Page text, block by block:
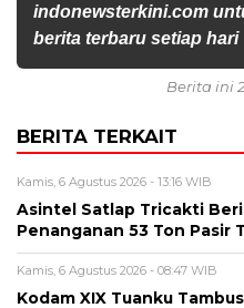
indonewsterkini.com
berita terbaru setiap hari
Berita ini
BERITA TERKAIT
Kamis, 6 Agustus 2026 - 13:16 WIB
Asintel Satlap Tricakti
Penanganan 53 Ton Pasir
Kamis, 6 Agustus 2026 - 08:47 WIB
Kodam XIX Tuanku